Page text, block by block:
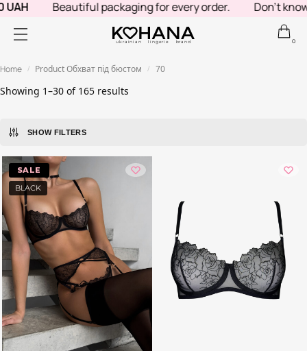
Beautiful packaging for every order. Don't know what
ukrainian lingerie brand 0
Home / Product Обхват під бюстом / 70
Showing 1–30 of 165 results
SHOW FILTERS
-40%
BLACK